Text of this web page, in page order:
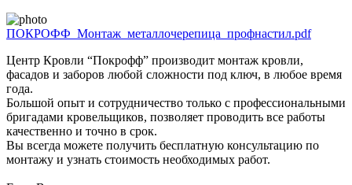
ПОКРОФФ_Монтаж_металлочерепица_профнастил.pdf
Центр Кровли “Покрофф” производит монтаж кровли,
фасадов и заборов любой сложности под ключ, в любое время
года.
Большой опыт и сотрудничество только с профессиональными
бригадами кровельщиков, позволяет проводить все работы
качественно и точно в срок.
Вы всегда можете получить бесплатную консультацию по
монтажу и узнать стоимость необходимых работ.